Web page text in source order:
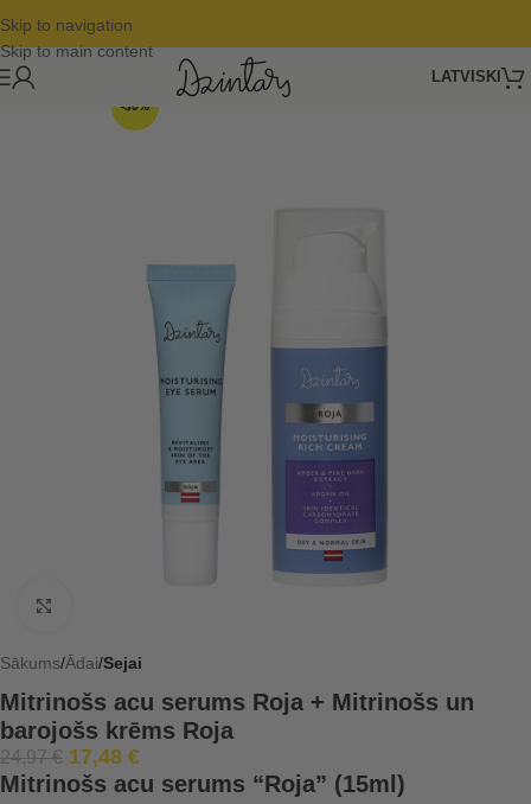
Skip to navigation
Skip to main content
LATVISKI
-30%
Sākums Ādai Sejai
Mitrinošs acu serums Roja + Mitrinošs un
barojošs krēms Roja
24,97€ 17,48 €
Mitrinošs acu serums “Roja” (15ml)